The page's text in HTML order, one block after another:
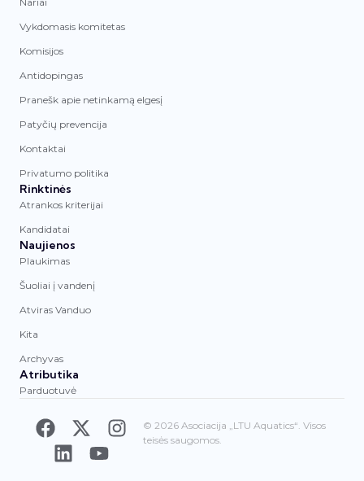
Vykdomasis komitetas
Komisijos
Antidopingas
Pranešk apie netinkamą elgesį
Patyčių prevencija
Kontaktai
Privatumo politika
Rinktinės
Atrankos kriterijai
Kandidatai
Naujienos
Plaukimas
Šuoliai į vandenį
Atviras Vanduo
Kita
Archyvas
Atributika
Parduotuvė
© 2026 Asociacija „LTU Aquatics“. Visos
teisės saugomos.